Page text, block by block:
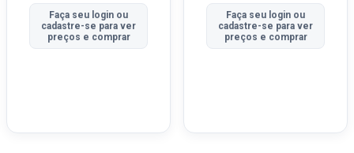
Faça seu login ou
cadastre-se para ver
preços e comprar
Faça seu login ou
cadastre-se para ver
preços e comprar